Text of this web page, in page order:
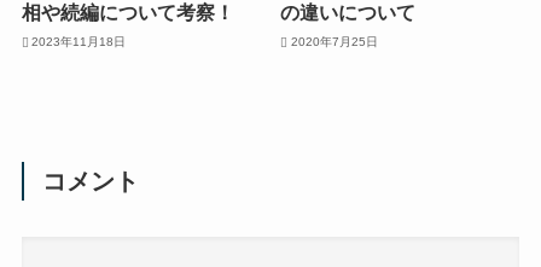
相や続編について考察！
2023年11月18日
の違いについて
2020年7月25日
コメント